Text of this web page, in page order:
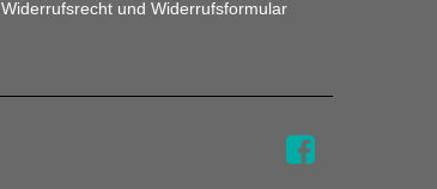
Widerrufsrecht und Widerrufsformular